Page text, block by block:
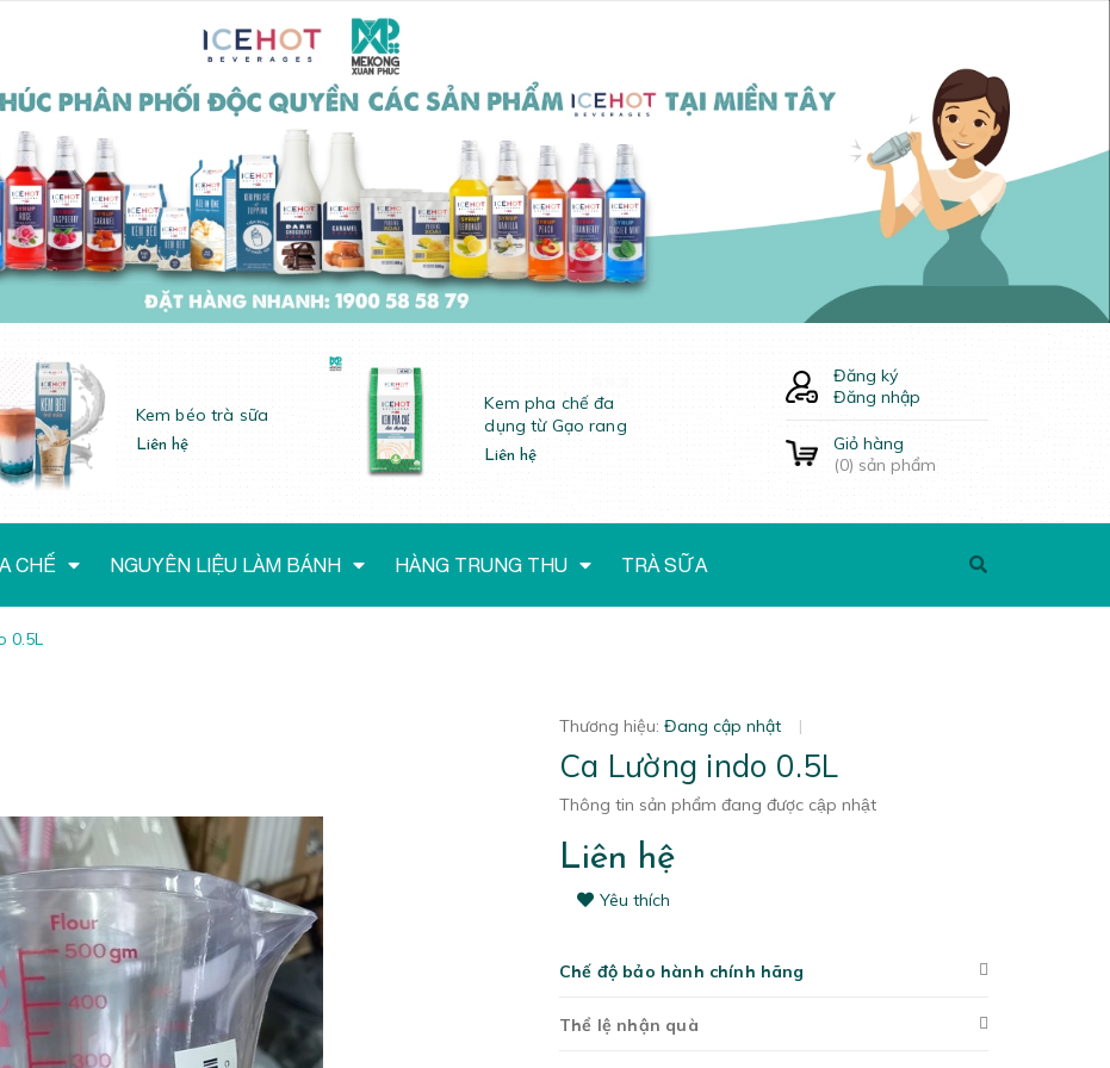
Kem béo trà sữa
Liên hệ
Kem pha chế đa
dụng từ Gạo rang
Liên hệ
Đăng ký
Đăng nhập
Giỏ hàng
(0) sản phẩm
CHẾ NGUYÊN LIỆU LÀM BÁNH HÀNG TRUNG THU TRÀ SỮA
0.5L
Thương hiệu: Đang cập nhật |
Ca Lường indo 0.5L
Thông tin sản phẩm đang được cập nhật
Liên hệ
Yêu thích
Chế độ bảo hành chính hãng
Thể lệ nhận quà